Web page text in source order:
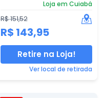
Loja em Cuiabá
R$ 151,52
R$ 143,95
Retire na Loja!
Ver local de retirada